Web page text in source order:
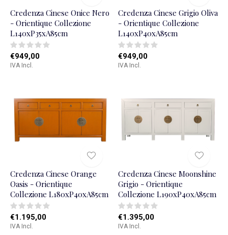
Credenza Cinese Onice Nero
- Orientique Collezione
L140xP35xA85cm
€949,00
IVA Incl.
Credenza Cinese Grigio Oliva
- Orientique Collezione
L140xP40xA85cm
€949,00
IVA Incl.
Credenza Cinese Orange
Oasis - Orientique
Collezione L180xP40xA85cm
€1.195,00
IVA Incl.
Credenza Cinese Moonshine
Grigio - Orientique
Collezione L190xP40xA85cm
€1.395,00
IVA Incl.